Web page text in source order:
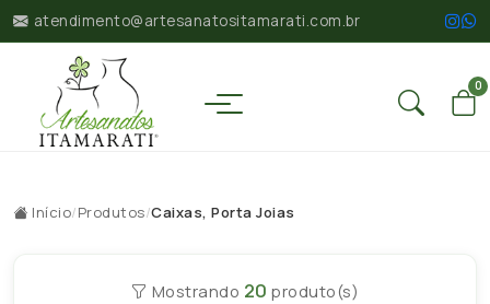
atendimento@artesanatositamarati.com.br
0
Início/Produtos/Caixas, Porta Joias
Mostrando 20 produto(s)